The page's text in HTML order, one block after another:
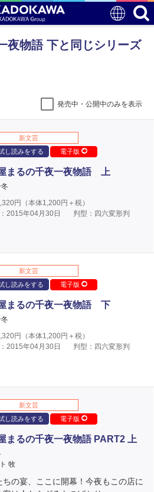
夜物語 下と同じシリーズ
発売中・公開中のみを表示
新文芸
し読みをする
電子版
まるの千夜一夜物語 上
円（本体1,200円＋税）
2015年04月30日
判型：四六変形判
新文芸
し読みをする
電子版
まるの千夜一夜物語 下
円（本体1,200円＋税）
2015年04月30日
判型：四六変形判
新文芸
し読みをする
電子版
まるの千夜一夜物語 PART2 上
牧
ちの宴、ここに開幕！今夜もこの店に